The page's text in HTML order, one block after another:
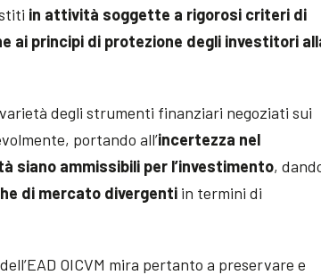
in attività soggette a rigorosi criteri di
ai principi di protezione degli investitori
varietà degli strumenti finanziari negoziati sui
portando all’incertezza nel
siano ammissibili per l’investimento,
di mercato divergenti in termini di
OICVM mira pertanto a preservare e